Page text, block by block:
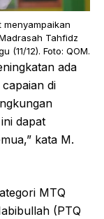
menyampaikan
Tahfidz
(11/12). Foto: QOM.
ada
di
dapat
kata M.
MTQ
(PTQ